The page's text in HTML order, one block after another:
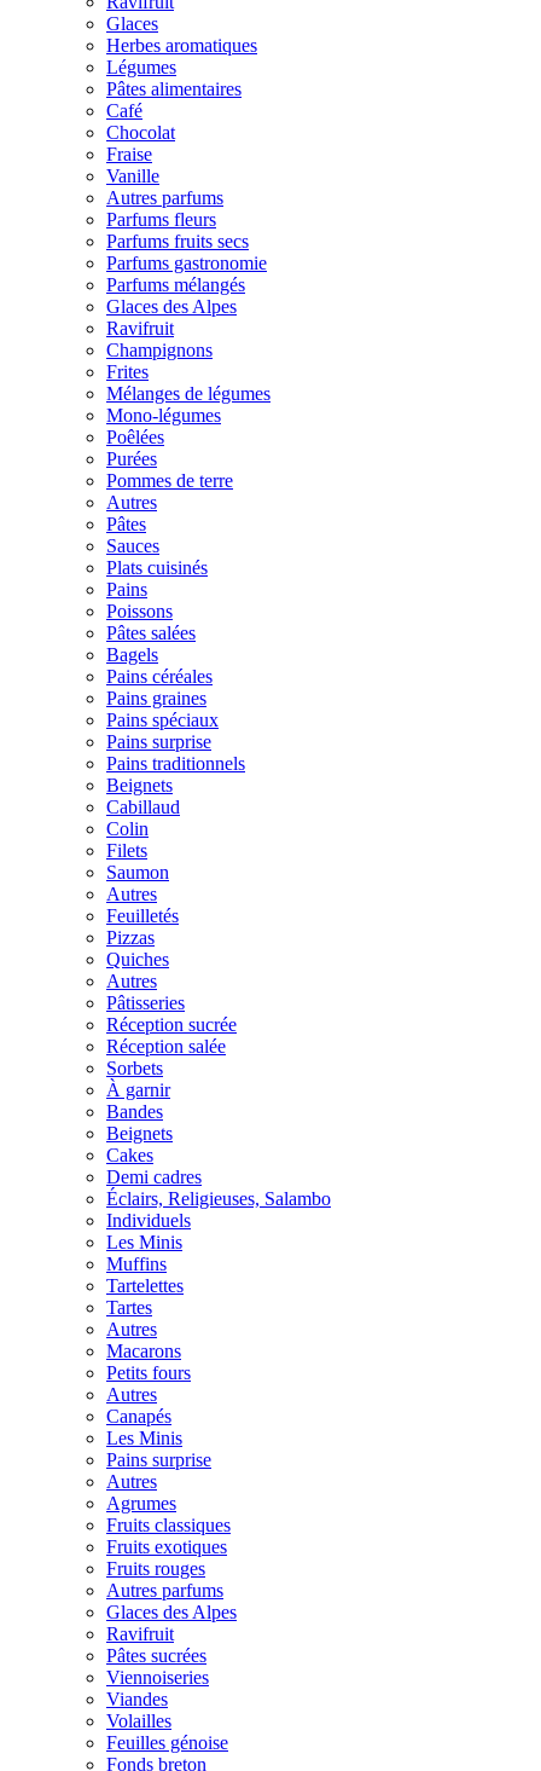
Glaces
Herbes aromatiques
Légumes
Pâtes alimentaires
Café
Chocolat
Fraise
Vanille
Autres parfums
Parfums fleurs
Parfums fruits secs
Parfums gastronomie
Parfums mélangés
Glaces des Alpes
Ravifruit
Champignons
Frites
Mélanges de légumes
Mono-légumes
Poêlées
Purées
Pommes de terre
Autres
Pâtes
Sauces
Plats cuisinés
Pains
Poissons
Pâtes salées
Bagels
Pains céréales
Pains graines
Pains spéciaux
Pains surprise
Pains traditionnels
Beignets
Cabillaud
Colin
Filets
Saumon
Autres
Feuilletés
Pizzas
Quiches
Autres
Pâtisseries
Réception sucrée
Réception salée
Sorbets
À garnir
Bandes
Beignets
Cakes
Demi cadres
Éclairs, Religieuses, Salambo
Individuels
Les Minis
Muffins
Tartelettes
Tartes
Autres
Macarons
Petits fours
Autres
Canapés
Les Minis
Pains surprise
Autres
Agrumes
Fruits classiques
Fruits exotiques
Fruits rouges
Autres parfums
Glaces des Alpes
Ravifruit
Pâtes sucrées
Viennoiseries
Viandes
Volailles
Feuilles génoise
Fonds breton